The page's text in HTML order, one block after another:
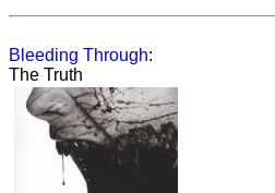
Bleeding Through:
The Truth